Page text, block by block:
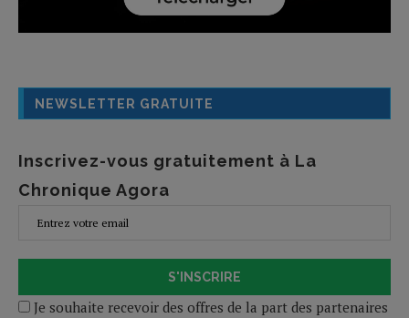
NEWSLETTER GRATUITE
Inscrivez-vous gratuitement à La
Chronique Agora
S'INSCRIRE
Je souhaite recevoir des offres de la part des partenaires